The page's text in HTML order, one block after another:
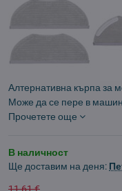
Алтернативна кърпа за
Може да се пере в
Прочетете още
В наличност
Ще доставим на деня: